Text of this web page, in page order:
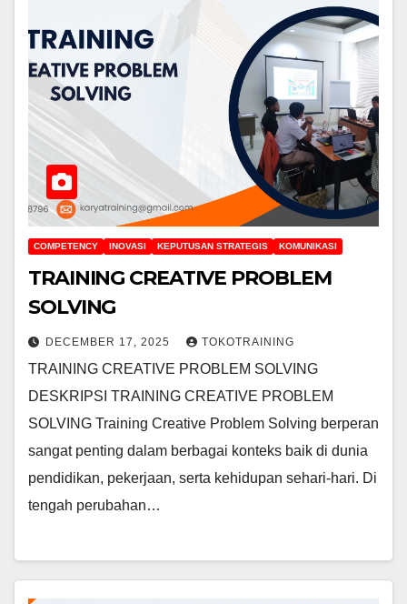
COMPETENCY INOVASI KEPUTUSAN STRATEGIS KOMUNIKASI
TRAINING CREATIVE PROBLEM
SOLVING
DECEMBER 17, 2025 TOKOTRAINING
TRAINING CREATIVE PROBLEM SOLVING
DESKRIPSI TRAINING CREATIVE PROBLEM
SOLVING Training Creative Problem Solving berperan
sangat penting dalam berbagai konteks baik di dunia
pendidikan, pekerjaan, serta kehidupan sehari-hari. Di
tengah perubahan…